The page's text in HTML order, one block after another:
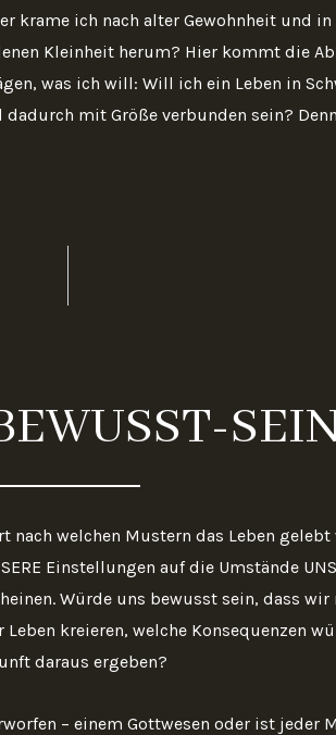
krame ich nach alter Gewohnheit und
Kleinheit herum? Hier kommt die
was ich will: Will ich ein Leben in
mit Größe verbunden sein?
welchen Mustern das Leben
Einstellungen auf die Umstände
Würde uns bewusst sein, dass
kreieren, welche Konsequenzen
daraus ergeben?
– einem Gottwesen oder ist jeder